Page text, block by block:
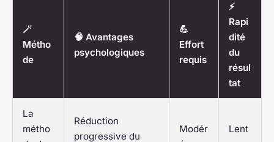
🪄
Métho
de
🧠 Avantages
psychologiques
💪
Effort
requis
⚡
Rapi
dité
du
résul
tat
La
métho
Réduction
progressive du
Modér
Lent